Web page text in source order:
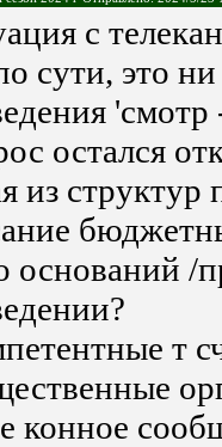
с
сути, это ни
остался
из структур
оснований /
т
конное